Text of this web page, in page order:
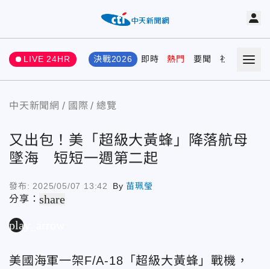
LIVE 24HR 決戰2026 即時 熱門 要聞 社會 娛樂
中天新聞網 國際 總覽
又出包！美「超級大黃蜂」降落航母
墜海 短短一週第二起
發布: 2025/05/07 13:42 By 苗珮瑩
分享：share
play_arrow
美國海軍一架F/A-18「超級大黃蜂」戰機，